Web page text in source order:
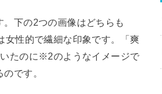
下の2つの画像はどちらも
性的で繊細な印象です。「爽
たのに※2のようなイメージで
です。